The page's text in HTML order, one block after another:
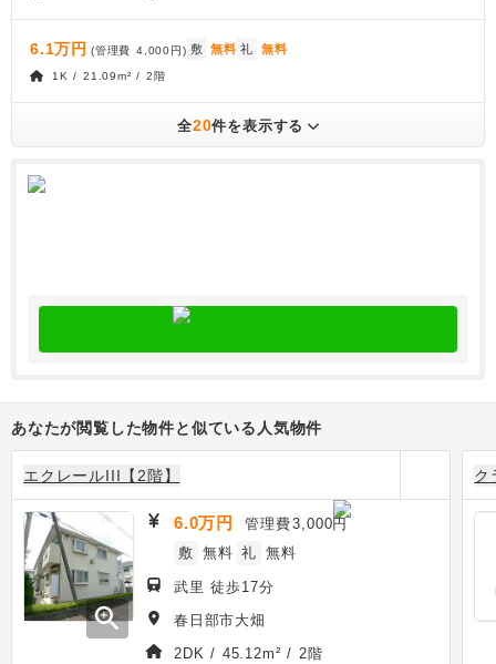
6.1万円 (管理費 4,000円) 敷 無料 礼 無料
1K / 21.09m² / 2階
全20件を表示する
あなたが閲覧した物件と似ている人気物件
エクレールIII【2階】
zoom_in
6.0万円 管理費3,000円
敷 無料 礼 無料
武里 徒歩17分
春日部市大畑
2DK / 45.12m² / 2階
ク